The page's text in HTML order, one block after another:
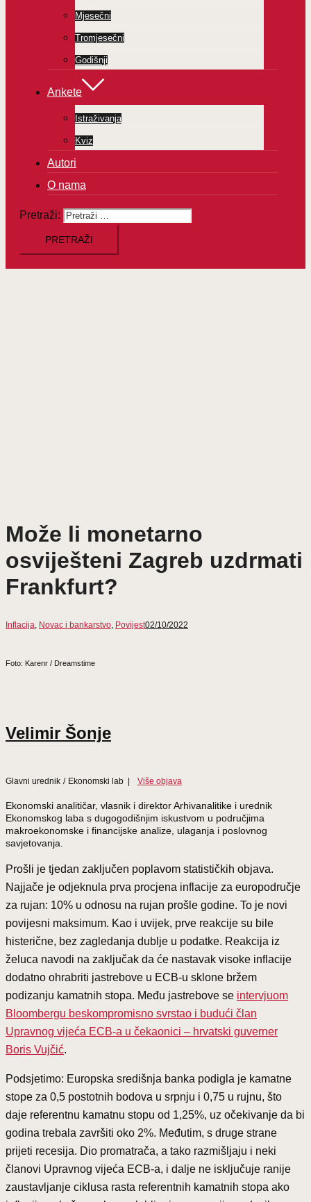
Mjesečni
Tromjesečni
Godišnji
Ankete
Istraživanja
Kviz
Autori
O nama
Pretraži:
Može li monetarno
osviješteni Zagreb uzdrmati
Frankfurt?
Inflacija, Novac i bankarstvo, Povijest02/10/2022
Foto: Karenr / Dreamstime
Velimir Šonje
Glavni urednik / Ekonomski lab | Više objava
Ekonomski analitičar, vlasnik i direktor Arhivanalitike i urednik
Ekonomskog laba s dugogodišnjim iskustvom u područjima
makroekonomske i financijske analize, ulaganja i poslovnog
savjetovanja.
Prošli je tjedan zaključen poplavom statističkih objava.
Najjače je odjeknula prva procjena inflacije za europodručje
za rujan: 10% u odnosu na rujan prošle godine. To je novi
povijesni maksimum. Kao i uvijek, prve reakcije su bile
histerične, bez zagledanja dublje u podatke. Reakcija iz
želuca navodi na zaključak da će nastavak visoke inflacije
dodatno ohrabriti jastrebove u ECB-u sklone bržem
podizanju kamatnih stopa. Među jastrebove se intervjuom
Bloombergu beskompromisno svrstao i budući član
Upravnog vijeća ECB-a u čekaonici – hrvatski guverner
Boris Vujčić.
Podsjetimo: Europska središnja banka podigla je kamatne
stope za 0,5 postotnih bodova u srpnju i 0,75 u rujnu, što
daje referentnu kamatnu stopu od 1,25%, uz očekivanje da bi
godina trebala završiti oko 2%. Međutim, s druge strane
prijeti recesija. Dio promatrača, a tako razmišljaju i neki
članovi Upravnog vijeća ECB-a, i dalje ne isključuje ranije
zaustavljanje ciklusa rasta referentnih kamatnih stopa ako